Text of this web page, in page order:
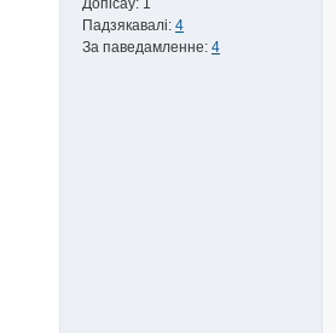
Падзякавалі: 4
За паведамленне: 4